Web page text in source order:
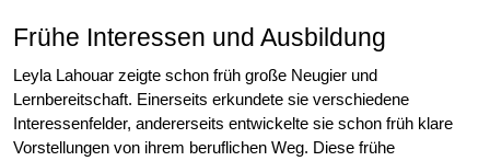
Frühe Interessen und Ausbildung
Leyla Lahouar zeigte schon früh große Neugier und
Lernbereitschaft. Einerseits erkundete sie verschiedene
Interessenfelder, andererseits entwickelte sie schon früh klare
Vorstellungen von ihrem beruflichen Weg. Diese frühe